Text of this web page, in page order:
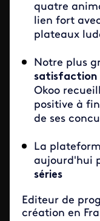
quatre
lien fort
plateaux
Notre plus
satisfaction
Okoo
positive à
de ses
La
aujourd'hui
séries
Editeur de
création en